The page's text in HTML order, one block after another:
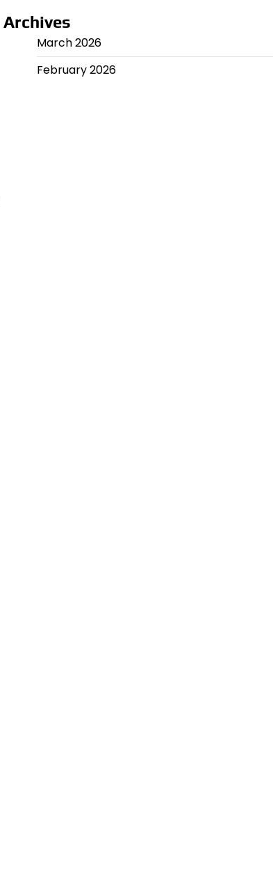
Archives
March 2026
February 2026